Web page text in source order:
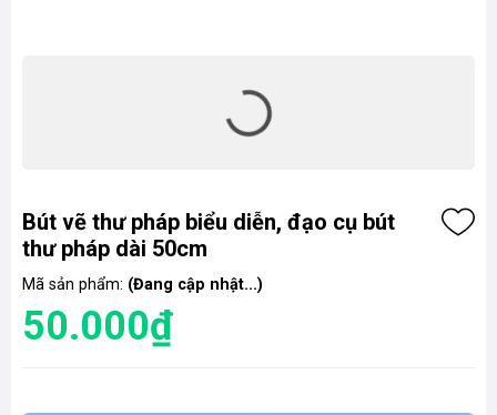
Bút vẽ thư pháp biểu diễn, đạo cụ bút
thư pháp dài 50cm
Mã sản phẩm: (Đang cập nhật...)
50.000₫